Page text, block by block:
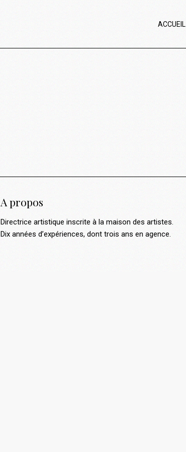
ACCUEIL
A propos
Directrice artistique inscrite à la maison des artistes.
Dix années d’expériences, dont trois ans en agence.